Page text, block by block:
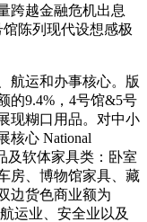
跨越金融危机出息
陈列现代设想感极
运和办事核心。版
的9.4%，4号馆&5号
现糊口用品。对中小
核心 National
及软体家具类：卧室
房、博物馆家具、藏
边货色商业额为
运业、安全业以及